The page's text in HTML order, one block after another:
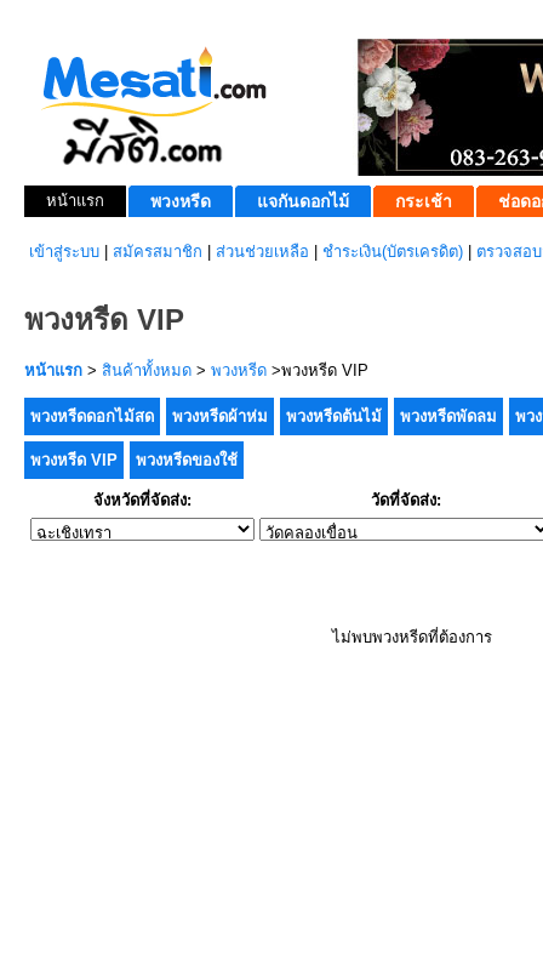
หน้าแรก พวงหรีด แจกันดอกไม้ กระเช้า ช่อดอ
เข้าสู่ระบบ สมัครสมาชิก ส่วนช่วยเหลือ ชำระเงิน(บัตรเครดิต) ตรวจสอ
พวงหรีด VIP
หน้าแรก > สินค้าทั้งหมด > พวงหรีด >พวงหรีด VIP
พวงหรีดดอกไม้สด พวงหรีดผ้าห่ม พวงหรีดต้นไม้ พวงหรีดพัดลม พว
พวงหรีด VIP พวงหรีดของใช้
จังหวัดที่จัดส่ง: วัดที่จัดส่ง:
ไม่พบพวงหรีดที่ต้องการ